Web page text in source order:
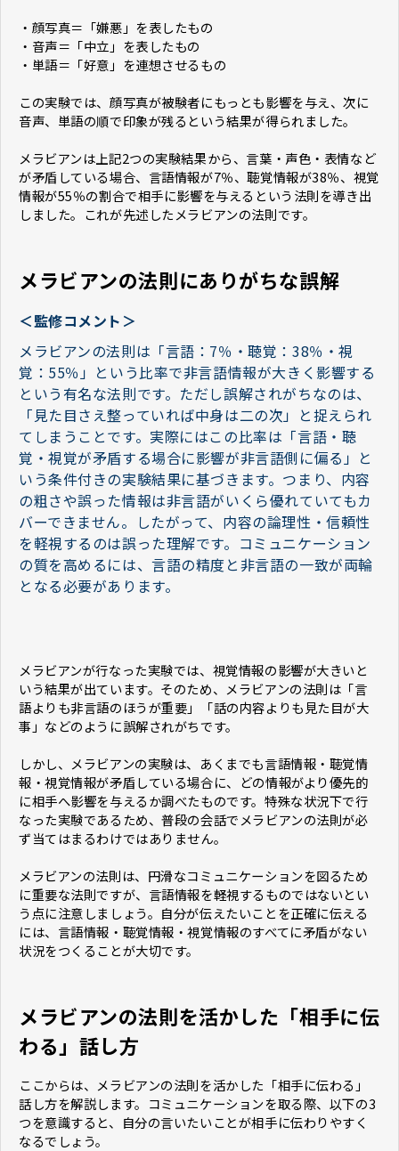
・顔写真＝「嫌悪」を表したもの
・音声＝「中立」を表したもの
・単語＝「好意」を連想させるもの
この実験では、顔写真が被験者にもっとも影響を与え、次に
音声、単語の順で印象が残るという結果が得られました。
メラビアンは上記2つの実験結果から、言葉・声色・表情など
が矛盾している場合、言語情報が7％、聴覚情報が38％、視覚
情報が55％の割合で相手に影響を与えるという法則を導き出
しました。これが先述したメラビアンの法則です。
メラビアンの法則にありがちな誤解
＜監修コメント＞
メラビアンの法則は「言語：7％・聴覚：38％・視
覚：55％」という比率で非言語情報が大きく影響する
という有名な法則です。ただし誤解されがちなのは、
「見た目さえ整っていれば中身は二の次」と捉えられ
てしまうことです。実際にはこの比率は「言語・聴
覚・視覚が矛盾する場合に影響が非言語側に偏る」と
いう条件付きの実験結果に基づきます。つまり、内容
の粗さや誤った情報は非言語がいくら優れていてもカ
バーできません。したがって、内容の論理性・信頼性
を軽視するのは誤った理解です。コミュニケーション
の質を高めるには、言語の精度と非言語の一致が両輪
となる必要があります。
メラビアンが行なった実験では、視覚情報の影響が大きいと
いう結果が出ています。そのため、メラビアンの法則は「言
語よりも非言語のほうが重要」「話の内容よりも見た目が大
事」などのように誤解されがちです。
しかし、メラビアンの実験は、あくまでも言語情報・聴覚情
報・視覚情報が矛盾している場合に、どの情報がより優先的
に相手へ影響を与えるか調べたものです。特殊な状況下で行
なった実験であるため、普段の会話でメラビアンの法則が必
ず当てはまるわけではありません。
メラビアンの法則は、円滑なコミュニケーションを図るため
に重要な法則ですが、言語情報を軽視するものではないとい
う点に注意しましょう。自分が伝えたいことを正確に伝える
には、言語情報・聴覚情報・視覚情報のすべてに矛盾がない
状況をつくることが大切です。
メラビアンの法則を活かした「相手に伝
わる」話し方
ここからは、メラビアンの法則を活かした「相手に伝わる」
話し方を解説します。コミュニケーションを取る際、以下の3
つを意識すると、自分の言いたいことが相手に伝わりやすく
なるでしょう。